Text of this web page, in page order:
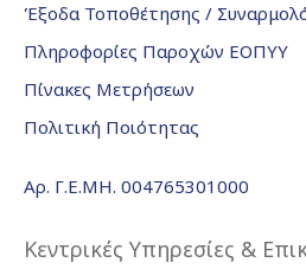
Έξοδα Τοποθέτησης /
Πληροφορίες Παροχών ΕΟΠΥΥ
Πίνακες Μετρήσεων
Πολιτική Ποιότητας
Αρ. Γ.Ε.ΜΗ. 004765301000
Κεντρικές Υπηρεσίες &